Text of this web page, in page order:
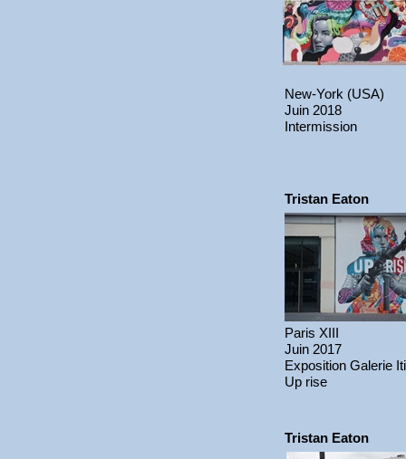
New-York (USA)
Juin 2018
Intermission
Tristan Eaton
Paris XIII
Juin 2017
Exposition Galerie
Up rise
Tristan Eaton